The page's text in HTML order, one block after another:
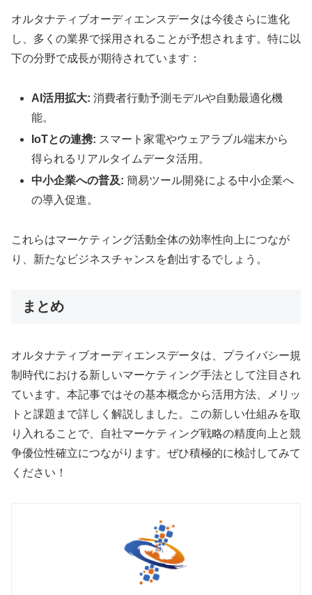
オルタナティブオーディエンスデータは今後さらに進化
し、多くの業界で採用されることが予想されます。特に以
下の分野で成長が期待されています：
AI活用拡大: 消費者行動予測モデルや自動最適化機
能。
IoTとの連携: スマート家電やウェアラブル端末から
得られるリアルタイムデータ活用。
中小企業への普及: 簡易ツール開発による中小企業へ
の導入促進。
これらはマーケティング活動全体の効率性向上につなが
り、新たなビジネスチャンスを創出するでしょう。
まとめ
オルタナティブオーディエンスデータは、プライバシー規
制時代における新しいマーケティング手法として注目され
ています。本記事ではその基本概念から活用方法、メリッ
トと課題まで詳しく解説しました。この新しい仕組みを取
り入れることで、自社マーケティング戦略の精度向上と競
争優位性確立につながります。ぜひ積極的に検討してみて
ください！